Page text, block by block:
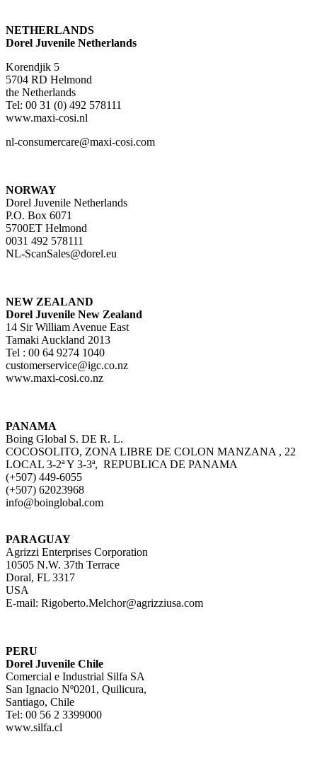
NETHERLANDS
Dorel Juvenile Netherlands
Korendjik 5
5704 RD Helmond
the Netherlands
Tel: 00 31 (0) 492 578111
www.maxi-cosi.nl
nl-consumercare@maxi-cosi.com
NORWAY
Dorel Juvenile Netherlands
P.O. Box 6071
5700ET Helmond
0031 492 578111
NL-ScanSales@dorel.eu
NEW ZEALAND
Dorel Juvenile New Zealand
14 Sir William Avenue East
Tamaki Auckland 2013
Tel : 00 64 9274 1040
customerservice@igc.co.nz
www.maxi-cosi.co.nz
PANAMA
Boing Global S. DE R. L.
COCOSOLITO, ZONA LIBRE DE COLON MANZANA , 22
LOCAL 3-2ª Y 3-3ª, REPUBLICA DE PANAMA
(+507) 449-6055
(+507) 62023968
info@boinglobal.com
PARAGUAY
Agrizzi Enterprises Corporation
10505 N.W. 37th Terrace
Doral, FL 3317
USA
E-mail: Rigoberto.Melchor@agrizziusa.com
PERU
Dorel Juvenile Chile
Comercial e Industrial Silfa SA
San Ignacio Nº0201, Quilicura,
Santiago, Chile
Tel: 00 56 2 3399000
www.silfa.cl